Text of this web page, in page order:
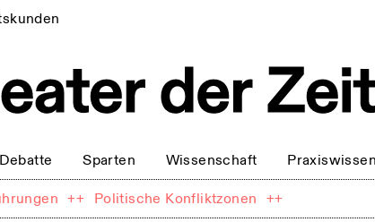
Debatte Sparten Wissenschaft Praxiswissen
++ Politische Konfliktzonen ++